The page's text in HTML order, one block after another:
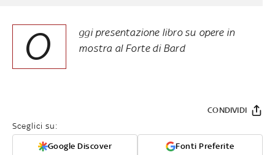
O
ggi presentazione libro su opere in
mostra al Forte di Bard
Sceglici su:
Google Discover Fonti Preferite
CONDIVIDI